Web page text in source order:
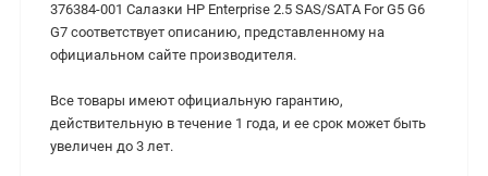
376384-001 Салазки HP Enterprise 2.5 SAS/SATA For G5 G6
G7 соответствует описанию, представленному на
официальном сайте производителя.
Все товары имеют официальную гарантию,
действительную в течение 1 года, и ее срок может быть
увеличен до 3 лет.